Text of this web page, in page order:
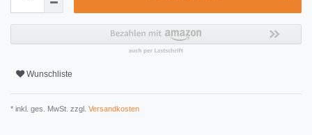
Wunschliste
* inkl. ges. MwSt. zzgl. Versandkosten